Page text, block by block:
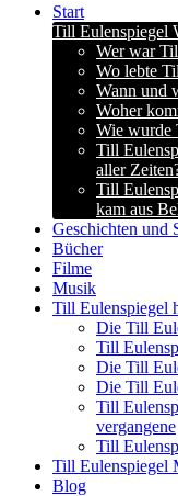
Start
Till Eulenspiegel
Wer war
Wo lebte
Wann und
Woher
Wie wurde
Till
aller
Till
kam aus
Geschichten und
Bücher
Filme
Musik
Till Eulenspiegel
Die Till
Till
Die Till
Die Till
Till
vergangene
Till
Till Eulenspiegel
Blog